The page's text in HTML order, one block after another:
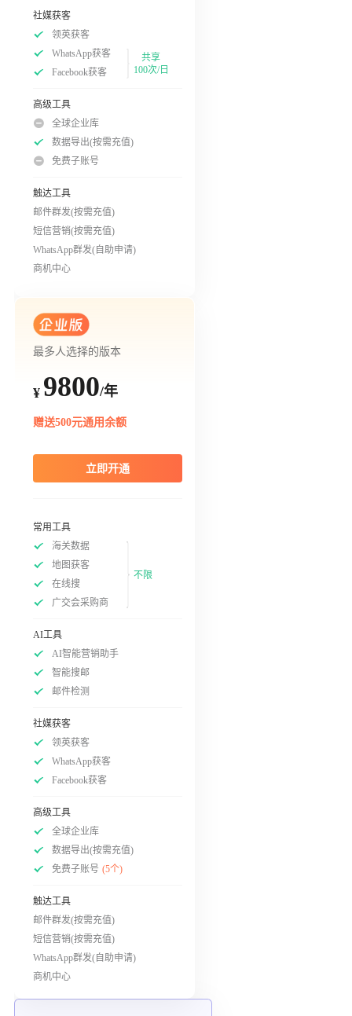
社媒获客
领英获客
WhatsApp获客
Facebook获客
共享
100次/日
高级工具
全球企业库
数据导出(按需充值)
免费子账号
触达工具
邮件群发(按需充值)
短信营销(按需充值)
WhatsApp群发(自助申请)
商机中心
最多人选择的版本
¥ 9800/年
赠送500元通用余额
立即开通
常用工具
海关数据
地图获客
在线搜
广交会采购商
不限
AI工具
AI智能营销助手
智能搜邮
邮件检测
社媒获客
领英获客
WhatsApp获客
Facebook获客
高级工具
全球企业库
数据导出(按需充值)
免费子账号 (5个)
触达工具
邮件群发(按需充值)
短信营销(按需充值)
WhatsApp群发(自助申请)
商机中心